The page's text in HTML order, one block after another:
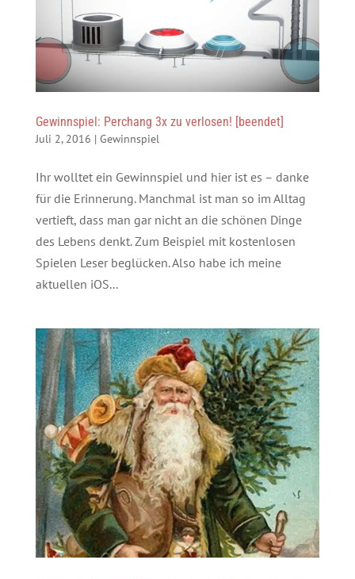
Gewinnspiel: Perchang 3x zu verlosen! [beendet]
Juli 2, 2016 | Gewinnspiel
Ihr wolltet ein Gewinnspiel und hier ist es – danke
für die Erinnerung. Manchmal ist man so im Alltag
vertieft, dass man gar nicht an die schönen Dinge
des Lebens denkt. Zum Beispiel mit kostenlosen
Spielen Leser beglücken. Also habe ich meine
aktuellen iOS...